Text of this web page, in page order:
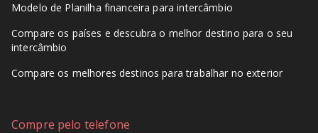
Modelo de Planilha financeira para intercâmbio
Compare os países e descubra o melhor destino para o seu
intercâmbio
Compare os melhores destinos para trabalhar no exterior
Compre pelo telefone